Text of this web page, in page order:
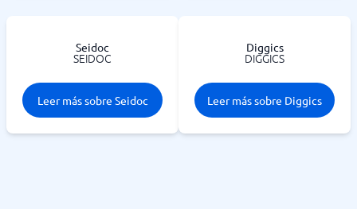
Seidoc
SEIDOC
Leer más sobre Seidoc
Diggics
DIGGICS
Leer más sobre Diggics